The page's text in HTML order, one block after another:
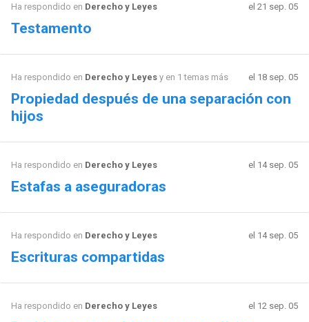
Ha respondido en Derecho y Leyes el 21 sep. 05
Testamento
Ha respondido en Derecho y Leyesy en 1 temas más el 18 sep. 05
Propiedad después de una separación con
hijos
Ha respondido en Derecho y Leyes el 14 sep. 05
Estafas a aseguradoras
Ha respondido en Derecho y Leyes el 14 sep. 05
Escrituras compartidas
Ha respondido en Derecho y Leyes el 12 sep. 05